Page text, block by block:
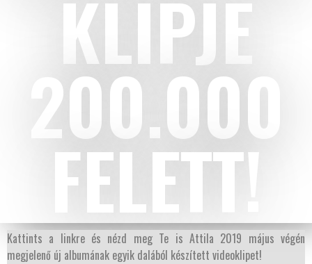
KLIPJE
200.000
FELETT!
Kattints a linkre és nézd meg Te is Attila 2019 május végén
megjelenő új albumának egyik dalából készített videoklipet!